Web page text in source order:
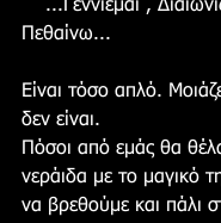
Πεθαίνω...
Είναι τόσο απλό.
δεν είναι.
Πόσοι από εμάς θα
νεράιδα με το μαγικό
να βρεθούμε και πάλι